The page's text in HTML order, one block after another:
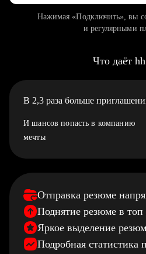
Нажимая «Подключить», вы
и регулярными
Что даёт
В 2,3 раза больше
И шансов попасть в компанию
мечты
Отправка резюме
Поднятие резюме в топ
Яркое выделение
Подробная статистика